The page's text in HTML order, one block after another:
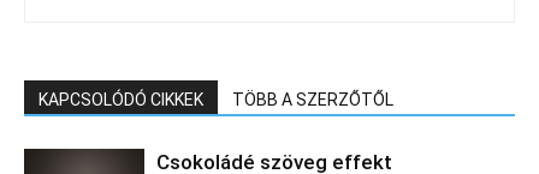
KAPCSOLÓDÓ CIKKEK TÖBB A SZERZŐTŐL
Csokoládé szöveg effekt